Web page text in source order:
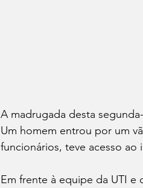
A madrugada desta
Um homem entrou por um
funcionários, teve acesso
Em frente à equipe da UTI